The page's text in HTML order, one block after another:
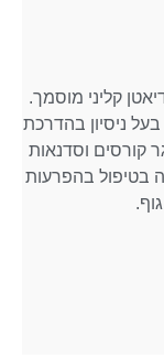
קליני מוסמך.
ניסיון בהדרכת
קורסים וסדנאות
בטיפול בהפרעות